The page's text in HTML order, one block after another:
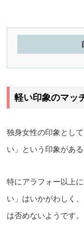
軽い印象のマッ
独身女性の印象とし
い」という印象がある
特にアラフォー以上に
い」はいかがわしく
は否めないようです。